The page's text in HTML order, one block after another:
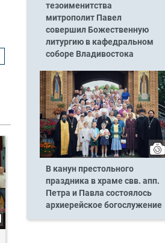
тезоименитства
митрополит Павел
совершил Божественную
литургию в кафедральном
соборе Владивостока
В канун престольного
праздника в храме свв. апп.
Петра и Павла состоялось
архиерейское богослужение